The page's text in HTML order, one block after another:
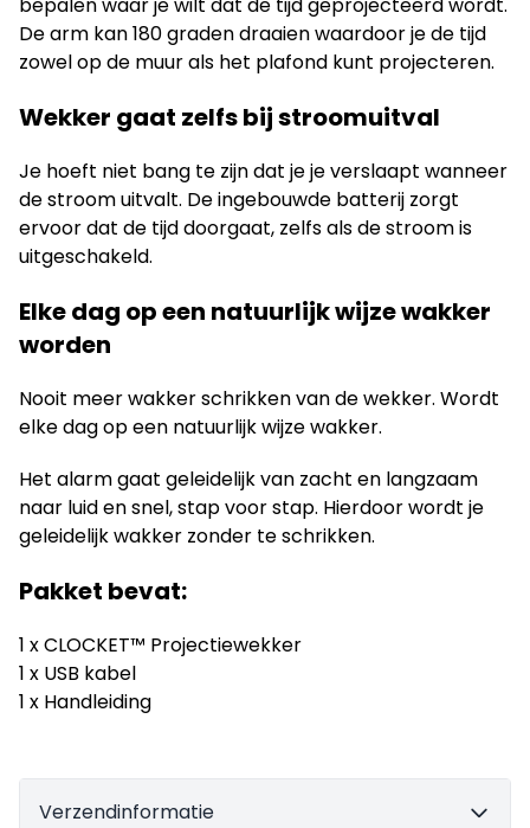
bepalen waar je wilt dat de tijd geprojecteerd wordt.
De arm kan 180 graden draaien waardoor je de tijd
zowel op de muur als het plafond kunt projecteren.
Wekker gaat zelfs bij stroomuitval
Je hoeft niet bang te zijn dat je je verslaapt wanneer
de stroom uitvalt. De ingebouwde batterij zorgt
ervoor dat de tijd doorgaat, zelfs als de stroom is
uitgeschakeld.
Elke dag op een natuurlijk wijze wakker
worden
Nooit meer wakker schrikken van de wekker. Wordt
elke dag op een natuurlijk wijze wakker.
Het alarm gaat geleidelijk van zacht en langzaam
naar luid en snel, stap voor stap. Hierdoor wordt je
geleidelijk wakker zonder te schrikken.
Pakket bevat:
1 x CLOCKET™ Projectiewekker
1 x USB kabel
1 x Handleiding
Verzendinformatie